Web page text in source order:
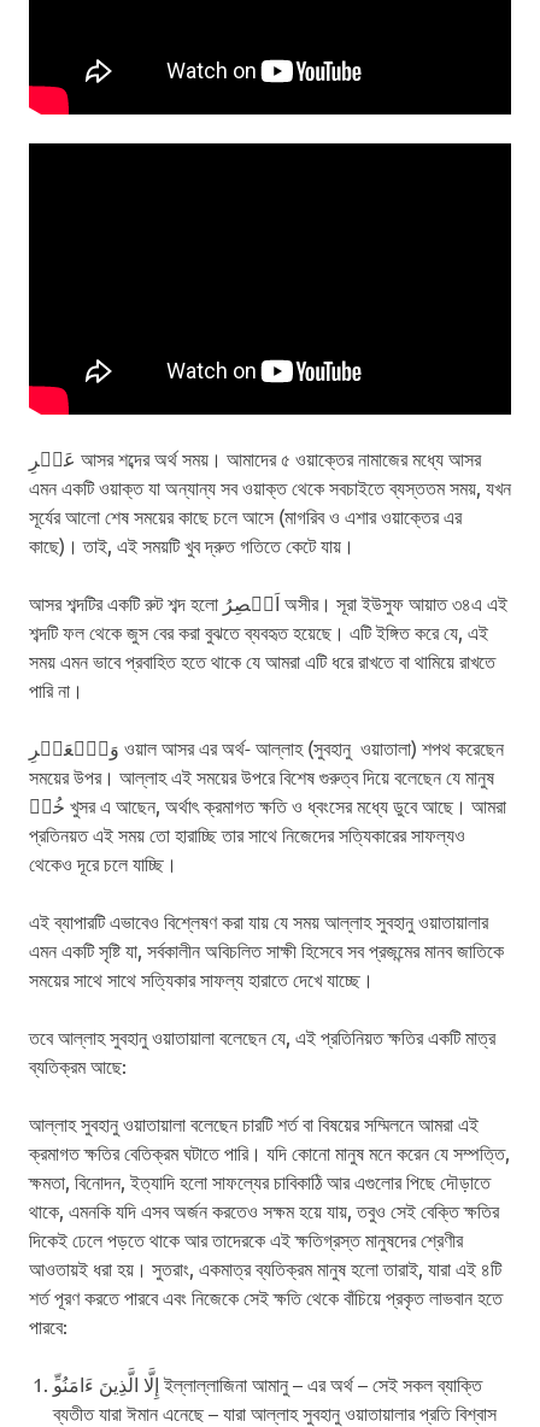
عَصۡرِ আসর শব্দের অর্থ সময়। আমাদের ৫ ওয়াক্তের নামাজের মধ্যে আসর
এমন একটি ওয়াক্ত যা অন্যান্য সব ওয়াক্ত থেকে সবচাইতে ব্যস্ততম সময়, যখন
সূর্যের আলো শেষ সময়ের কাছে চলে আসে (মাগরিব ও এশার ওয়াক্তের এর
কাছে)। তাই, এই সময়টি খুব দ্রুত গতিতে কেটে যায়।
আসর শব্দটির একটি রুট শব্দ হলো اَعۡصِرُ অসীর। সূরা ইউসুফ আয়াত ৩৪এ এই
শব্দটি ফল থেকে জুস বের করা বুঝতে ব্যবহৃত হয়েছে। এটি ইঙ্গিত করে যে, এই
সময় এমন ভাবে প্রবাহিত হতে থাকে যে আমরা এটি ধরে রাখতে বা থামিয়ে রাখতে
পারি না।
وَٱلۡعَصۡرِ ওয়াল আসর এর অর্থ- আল্লাহ (সুবহানু ওয়াতালা) শপথ করেছেন
সময়ের উপর। আল্লাহ এই সময়ের উপরে বিশেষ গুরুত্ব দিয়ে বলেছেন যে মানুষ
خُسۡ খুসর এ আছেন, অর্থাৎ ক্রমাগত ক্ষতি ও ধ্বংসের মধ্যে ডুবে আছে। আমরা
প্রতিনয়ত এই সময় তো হারাচ্ছি তার সাথে নিজেদের সত্যিকারের সাফল্যও
থেকেও দূরে চলে যাচ্ছি।
এই ব্যাপারটি এভাবেও বিশ্লেষণ করা যায় যে সময় আল্লাহ সুবহানু ওয়াতায়ালার
এমন একটি সৃষ্টি যা, সর্বকালীন অবিচলিত সাক্ষী হিসেবে সব প্রজন্মের মানব জাতিকে
সময়ের সাথে সাথে সত্যিকার সাফল্য হারাতে দেখে যাচ্ছে।
তবে আল্লাহ সুবহানু ওয়াতায়ালা বলেছেন যে, এই প্রতিনিয়ত ক্ষতির একটি মাত্র
ব্যতিক্রম আছে:
আল্লাহ সুবহানু ওয়াতায়ালা বলেছেন চারটি শর্ত বা বিষয়ের সম্মিলনে আমরা এই
ক্রমাগত ক্ষতির বেতিক্রম ঘটাতে পারি। যদি কোনো মানুষ মনে করেন যে সম্পত্তি,
ক্ষমতা, বিনোদন, ইত্যাদি হলো সাফল্যের চাবিকাঠি আর এগুলোর পিছে দৌড়াতে
থাকে, এমনকি যদি এসব অর্জন করতেও সক্ষম হয়ে যায়, তবুও সেই বেক্তি ক্ষতির
দিকেই ঢেলে পড়তে থাকে আর তাদেরকে এই ক্ষতিগ্রস্ত মানুষদের শ্রেণীর
আওতায়ই ধরা হয়। সুতরাং, একমাত্র ব্যতিক্রম মানুষ হলো তারাই, যারা এই ৪টি
শর্ত পূরণ করতে পারবে এবং নিজেকে সেই ক্ষতি থেকে বাঁচিয়ে প্রকৃত লাভবান হতে
পারবে:
ব্যতীত যারা ঈমান এনেছে – যারা আল্লাহ সুবহানু ওয়াতায়ালার প্রতি বিশ্বাস